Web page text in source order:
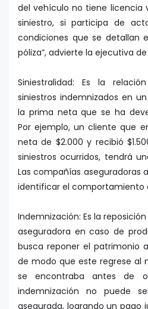
del vehículo no tiene licencia
siniestro, si participa de
condiciones que se detallan
póliza”, advierte la ejecutiva de
Siniestralidad: Es la
siniestros indemnizados en
la prima neta que se ha
Por ejemplo, un cliente que
neta de $2.000 y recibió
siniestros ocurridos, tendrá
Las compañías aseguradoras
identificar el comportamiento
Indemnización: Es la
aseguradora en caso de
busca reponer el patrimonio
de modo que este regrese al
se encontraba antes de
indemnización no puede
asegurada, logrando un pago